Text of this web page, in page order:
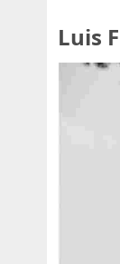
Luis